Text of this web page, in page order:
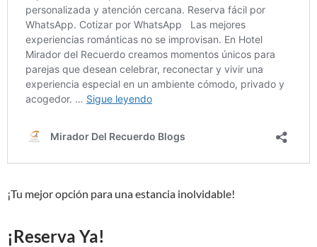
¡Tu mejor opción para una estancia inolvidable!
¡Reserva Ya!